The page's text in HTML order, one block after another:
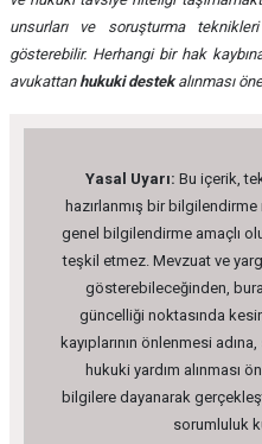
unsurları ve soruşturma
gösterebilir. Herhangi bir hak
avukattanhukuki destekalınması
Yasal Uyarı: Bu içerik,
hazırlanmış bir
genel bilgilendirme amaçlı
teşkil etmez. Mevzuat ve
gösterebileceğinden,
güncelliği noktasında
kayıplarının önlenmesi
hukuki yardım alınması
bilgilere dayanarak
sorumluluk